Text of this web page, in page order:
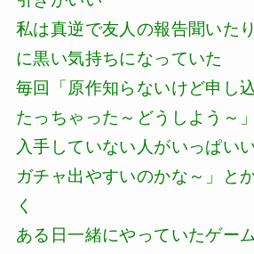
私は真逆で友人の報告聞いた
に黒い気持ちになっていた
毎回「原作知らないけど申し
たっちゃった～どうしよう～
入手していない人がいっぱい
ガチャ出やすいのかな～」と
く
ある日一緒にやっていたゲー